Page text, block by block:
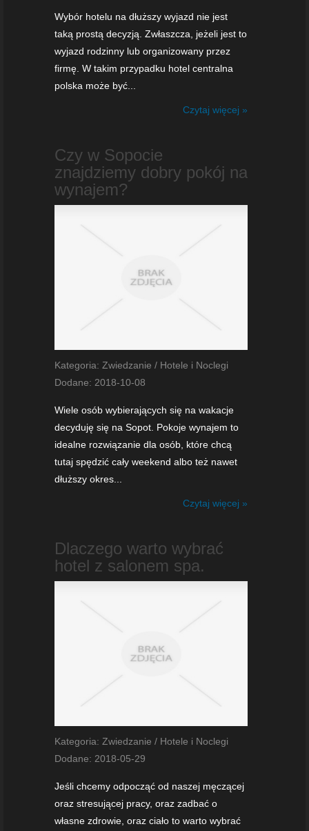
Wybór hotelu na dłuższy wyjazd nie jest
taką prostą decyzją. Zwłaszcza, jeżeli jest to
wyjazd rodzinny lub organizowany przez
firmę. W takim przypadku hotel centralna
polska może być...
Czytaj więcej »
Czy w Sopocie
znajdziemy dobry pokój na
wynajem?
Kategoria: Zwiedzanie / Hotele i Noclegi
Dodane: 2018-10-08
Wiele osób wybierających się na wakacje
decyduję się na Sopot. Pokoje wynajem to
idealne rozwiązanie dla osób, które chcą
tutaj spędzić cały weekend albo też nawet
dłuższy okres...
Czytaj więcej »
Dlaczego warto wybrać
hotel z salonem spa.
Kategoria: Zwiedzanie / Hotele i Noclegi
Dodane: 2018-05-29
Jeśli chcemy odpocząć od naszej męczącej
oraz stresującej pracy, oraz zadbać o
własne zdrowie, oraz ciało to warto wybrać